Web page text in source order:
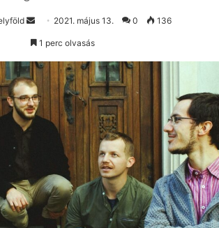
Send
an
2021. május 13. 0 136
1 perc olvasás